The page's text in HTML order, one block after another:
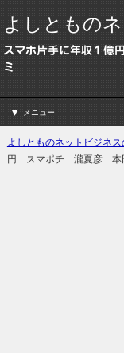
よしともの
スマホ片手に年収１
ミ
メニュー
よしとものネットビジネ
円 スマポチ 瀧夏彦 本